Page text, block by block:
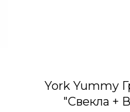
York Yummy
"Свекла +